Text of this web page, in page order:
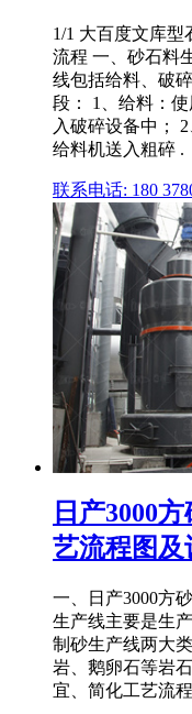
1/1 大百度文库
流程 一、砂石料
线包括给料、破
段： 1、给料：
入破碎设备中；
给料机送入粗碎 .
联系电话: 180
日产3000
艺流程图及
一、日产3000方
生产线主要是生
制砂生产线两大
岩、鹅卵石等岩
宜、简化工艺流